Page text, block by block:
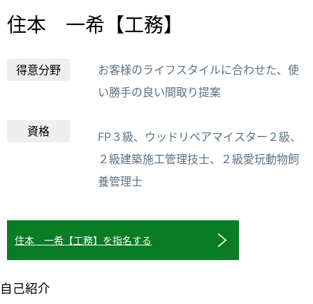
住本 一希【工務】
得意分野
お客様のライフスタイルに合わせた、使
い勝手の良い間取り提案
資格
FP３級、ウッドリペアマイスター２級、
２級建築施工管理技士、２級愛玩動物飼
養管理士
住本 一希【工務】を指名する
自己紹介